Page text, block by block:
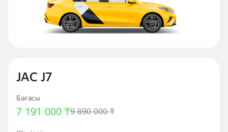
JAC J7
Бағасы
7 191 000 ₸9 890 000 ₸